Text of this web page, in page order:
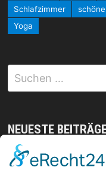
Schlafzimmer
Yoga
Suchen
nach:
NEUESTE
Mit gezielten